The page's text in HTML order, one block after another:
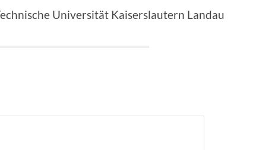
Universität Kaiserslautern Landau